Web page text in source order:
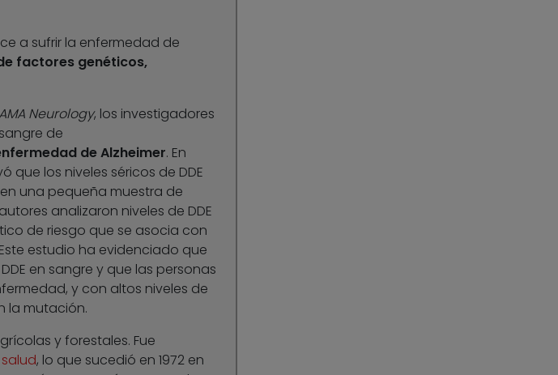
a sufrir la enfermedad de
factores genéticos,
Neurology, los investigadores
de
de Alzheimer. En
los niveles séricos de DDE
una pequeña muestra de
analizaron niveles de DDE
de riesgo que se asocia con
estudio ha evidenciado que
en sangre y que las personas
y con altos niveles de
la mutación.
y forestales. Fue
, lo que sucedió en 1972 en